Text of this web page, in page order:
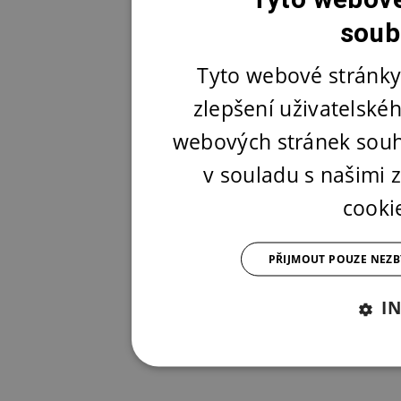
Tyto webové
zlepšení
webových stránek
v souladu s našimi
PŘIJMOUT POUZE